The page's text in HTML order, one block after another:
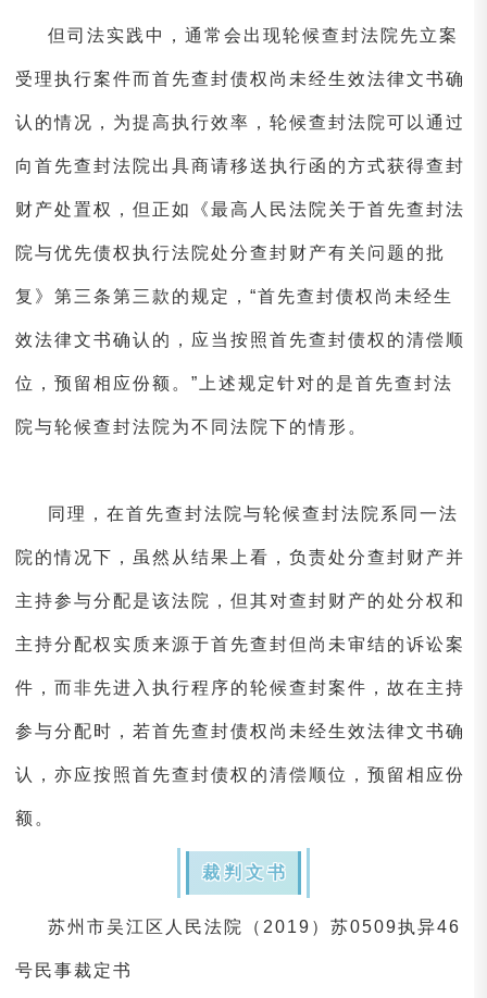
但司法实践中，通常会出现轮候查封法院先立案
受理执行案件而首先查封债权尚未经生效法律文书确
认的情况，为提高执行效率，轮候查封法院可以通过
向首先查封法院出具商请移送执行函的方式获得查封
财产处置权，但正如《最高人民法院关于首先查封法
院与优先债权执行法院处分查封财产有关问题的批
复》第三条第三款的规定，“首先查封债权尚未经生
效法律文书确认的，应当按照首先查封债权的清偿顺
位，预留相应份额。”上述规定针对的是首先查封法
院与轮候查封法院为不同法院下的情形。
同理，在首先查封法院与轮候查封法院系同一法
院的情况下，虽然从结果上看，负责处分查封财产并
主持参与分配是该法院，但其对查封财产的处分权和
主持分配权实质来源于首先查封但尚未审结的诉讼案
件，而非先进入执行程序的轮候查封案件，故在主持
参与分配时，若首先查封债权尚未经生效法律文书确
认，亦应按照首先查封债权的清偿顺位，预留相应份
额。
裁判文书
苏州市吴江区人民法院（2019）苏0509执异46
号民事裁定书